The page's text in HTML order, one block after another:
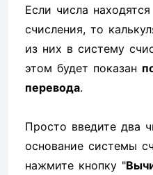
Если числа
счисления, то
из них в систему
этом будет показан
перевода.
Просто введите два
основание системы
нажмите кнопку "